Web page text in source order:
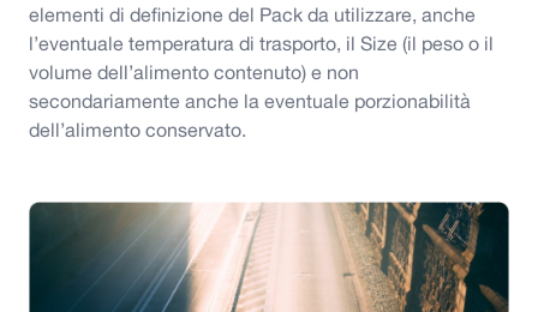
elementi di definizione del Pack da utilizzare, anche
l’eventuale temperatura di trasporto, il Size (il peso o il
volume dell’alimento contenuto) e non
secondariamente anche la eventuale porzionabilità
dell’alimento conservato.